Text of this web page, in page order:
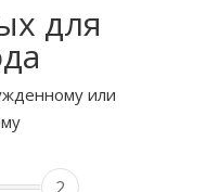
для
или